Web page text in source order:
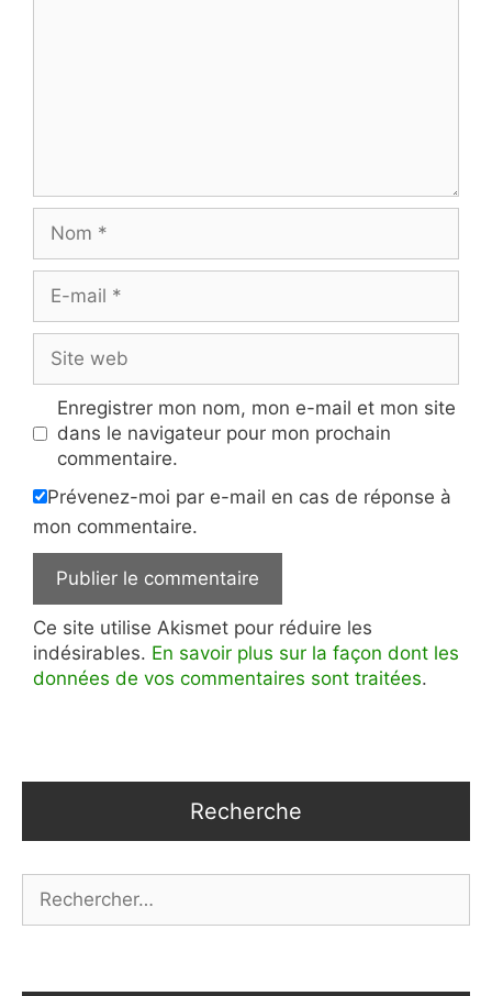
mail
web
Enregistrer mon nom, mon e-mail et mon site
dans le navigateur pour mon prochain
commentaire.
Prévenez-moi par e-mail en cas de réponse à
mon commentaire.
Ce site utilise Akismet pour réduire les
indésirables. En savoir plus sur la façon dont les
données de vos commentaires sont traitées.
Recherche